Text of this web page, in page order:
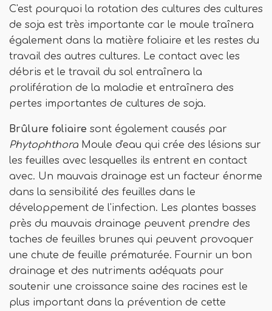
C'est pourquoi la rotation des cultures des cultures
de soja est très importante car le moule traînera
également dans la matière foliaire et les restes du
travail des autres cultures. Le contact avec les
débris et le travail du sol entraînera la
prolifération de la maladie et entraînera des
pertes importantes de cultures de soja.
Brûlure foliaire sont également causés par
Phytophthora Moule d'eau qui crée des lésions sur
les feuilles avec lesquelles ils entrent en contact
avec. Un mauvais drainage est un facteur énorme
dans la sensibilité des feuilles dans le
développement de l'infection. Les plantes basses
près du mauvais drainage peuvent prendre des
taches de feuilles brunes qui peuvent provoquer
une chute de feuille prématurée. Fournir un bon
drainage et des nutriments adéquats pour
soutenir une croissance saine des racines est le
plus important dans la prévention de cette